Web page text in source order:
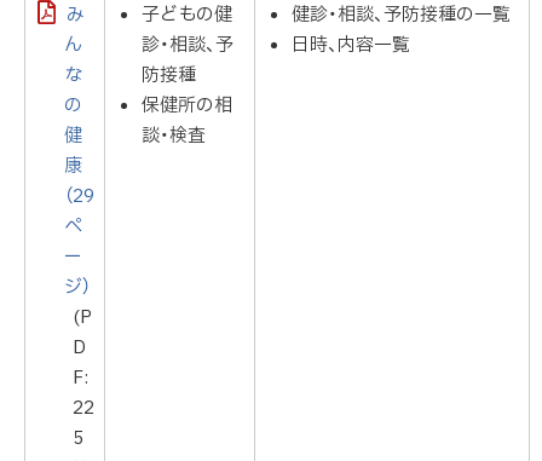
み
ん
な
の
健
康
（29
ペ
ー
ジ）
(P
D
F:
22
5
子どもの健
診・相談、予
防接種
保健所の相
談・検査
健診・相談、予防接種の一覧
日時、内容一覧